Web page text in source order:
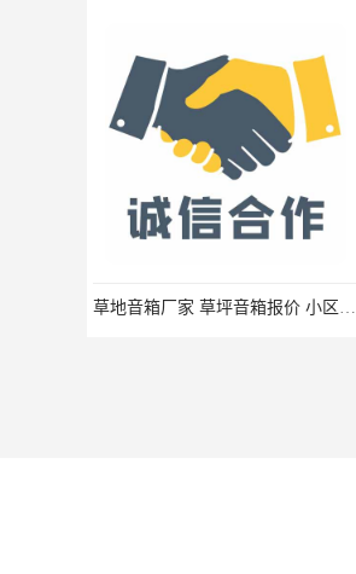
草地音箱厂家 草坪音箱报价 小区草坪音响生产厂家 幼儿园卡通音箱报价